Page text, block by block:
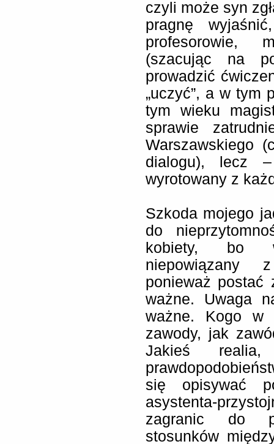
czyli może syn
pragnę
profesorowie,
(szacując na
prowadzić
„uczyć”, a w tym
tym wieku
sprawie
Warszawskiego
dialogu), lecz
wyrotowany z
Szkoda mojego
do
kobiety, bo
niepowiązany
ponieważ postać
ważne. Uwaga
ważne. Kogo w
zawody, jak
Jakieś
się opisywać
asystenta-
zagranic do
stosunków